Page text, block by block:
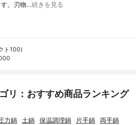
す。刃物…続きを見る
ト100)
リ：おすすめ商品ランキング
力鍋 土鍋 保温調理鍋 片手鍋 両手鍋